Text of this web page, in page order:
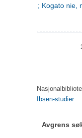
; Kogato nie,
Ibsen-studier
Avgrens